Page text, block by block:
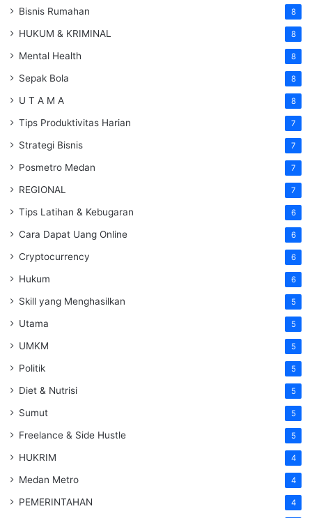
Bisnis Rumahan 8
HUKUM & KRIMINAL 8
Mental Health 8
Sepak Bola 8
U T A M A 8
Tips Produktivitas Harian 7
Strategi Bisnis 7
Posmetro Medan 7
REGIONAL 7
Tips Latihan & Kebugaran 6
Cara Dapat Uang Online 6
Cryptocurrency 6
Hukum 6
Skill yang Menghasilkan 5
Utama 5
UMKM 5
Politik 5
Diet & Nutrisi 5
Sumut 5
Freelance & Side Hustle 5
HUKRIM 4
Medan Metro 4
PEMERINTAHAN 4